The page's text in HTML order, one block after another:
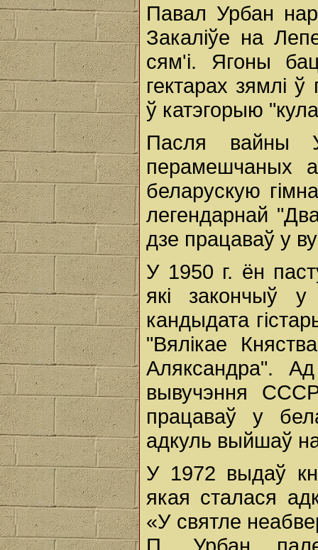
Павал Урбан
Закаліўе на
сям'і. Ягоны
гектарах зямлі
ў катэгорыю
Пасля вайны
перамешчаных
беларускую
легендарнай
дзе працаваў у
У 1950 г. ён
які закончыў
кандыдата
"Вялікае
Аляксандра".
вывучэння
працаваў у
адкуль выйшаў
У 1972 выдаў
якая сталася
«У святле
П. Урбан